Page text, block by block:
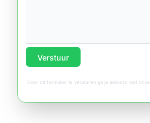
Verstuur
Door dit formulier te versturen ga je akkoord met onze